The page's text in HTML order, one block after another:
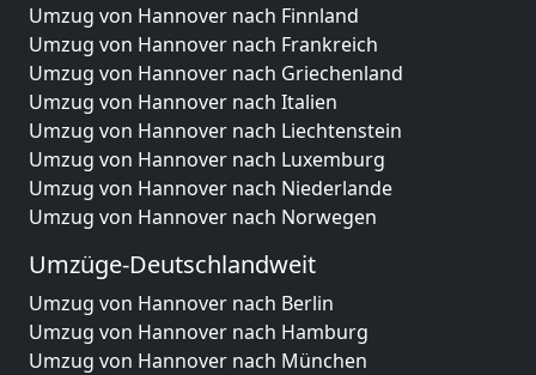
Umzug von Hannover nach Finnland
Umzug von Hannover nach Frankreich
Umzug von Hannover nach Griechenland
Umzug von Hannover nach Italien
Umzug von Hannover nach Liechtenstein
Umzug von Hannover nach Luxemburg
Umzug von Hannover nach Niederlande
Umzug von Hannover nach Norwegen
Umzüge-Deutschlandweit
Umzug von Hannover nach Berlin
Umzug von Hannover nach Hamburg
Umzug von Hannover nach München